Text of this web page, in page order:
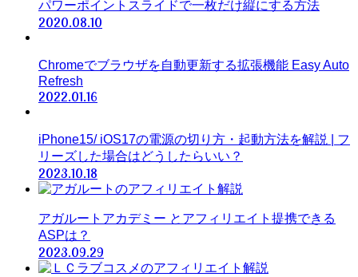
パワーポイントスライドで一枚だけ縦にする方法
2020.08.10
Chromeでブラウザを自動更新する拡張機能 Easy Auto
Refresh
2022.01.16
iPhone15/ iOS17の電源の切り方・起動方法を解説 | フ
リーズした場合はどうしたらいい？
2023.10.18
アガルートアカデミー とアフィリエイト提携できる
ASPは？
2023.09.29